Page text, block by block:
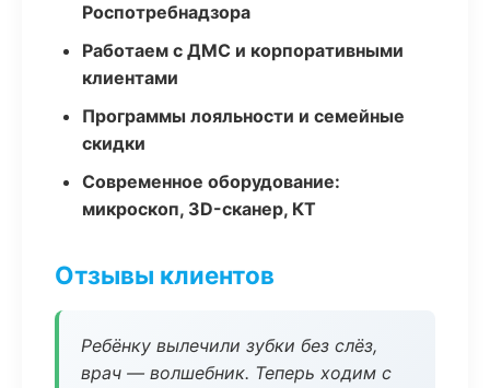
Роспотребнадзора
Работаем с ДМС и корпоративными
клиентами
Программы лояльности и семейные
скидки
Современное оборудование:
микроскоп, 3D-сканер, КТ
Отзывы клиентов
Ребёнку вылечили зубки без слёз,
врач — волшебник. Теперь ходим с